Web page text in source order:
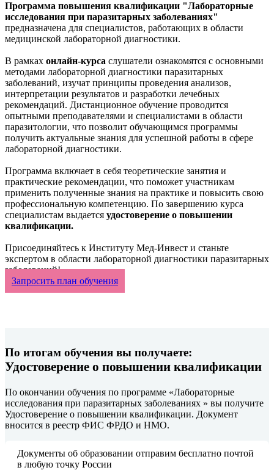
Программа повышения квалификации "Лабораторные
исследования при паразитарных заболеваниях"
предназначена для специалистов, работающих в области
медицинской лабораторной диагностики.
В рамках онлайн-курса слушатели ознакомятся с основными
методами лабораторной диагностики паразитарных
заболеваний, изучат принципы проведения анализов,
интерпретации результатов и разработки лечебных
рекомендаций. Дистанционное обучение проводится
опытными преподавателями и специалистами в области
паразитологии, что позволит обучающимся программы
получить актуальные знания для успешной работы в сфере
лабораторной диагностики.
Программа включает в себя теоретические занятия и
практические рекомендации, что поможет участникам
применить полученные знания на практике и повысить свою
профессиональную компетенцию. По завершению курса
специалистам выдается удостоверение о повышении
квалификации.
Присоединяйтесь к Институту Мед-Инвест и станьте
экспертом в области лабораторной диагностики паразитарных
заболеваний!
Запросить план обучения
По итогам обучения вы получаете:
Удостоверение о повышении квалификации
По окончании обучения по программе «Лабораторные
исследования при паразитарных заболеваниях » вы получите
Удостоверение о повышении квалификации. Документ
вносится в реестр ФИС ФРДО и НМО.
Документы об образовании отправим бесплатно почтой
в любую точку России